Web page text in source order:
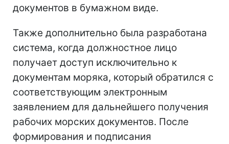
документов в бумажном виде.
Также дополнительно была разработана
система, когда должностное лицо
получает доступ исключительно к
документам моряка, который обратился с
соответствующим электронным
заявлением для дальнейшего получения
рабочих морских документов. После
формирования и подписания